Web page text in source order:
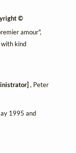
©
amour",
kind
, Peter
1995 and